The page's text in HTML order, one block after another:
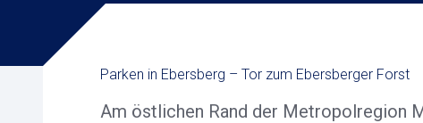
Parken in Ebersberg – Tor zum Ebersberger Forst
Am östlichen Rand der Metropolregion